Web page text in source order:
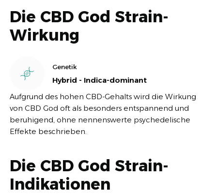
Die CBD God Strain-
Wirkung
Genetik
Hybrid - Indica-dominant
Aufgrund des hohen CBD-Gehalts wird die Wirkung
von CBD God oft als besonders entspannend und
beruhigend, ohne nennenswerte psychedelische
Effekte beschrieben.
Die CBD God Strain-
Indikationen